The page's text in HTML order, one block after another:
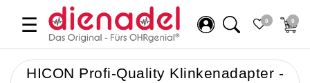
☰ 0 0
HICON Profi-Quality Klinkenadapter -